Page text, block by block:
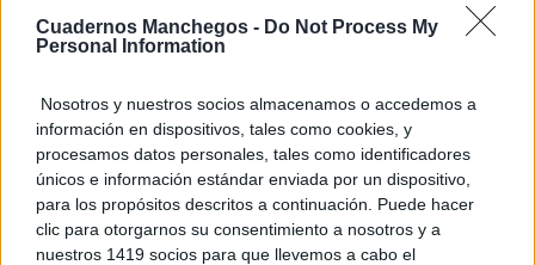
Cuadernos Manchegos - Do Not Process My
Personal Information
Nosotros y nuestros socios almacenamos o accedemos a
información en dispositivos, tales como cookies, y
procesamos datos personales, tales como identificadores
únicos e información estándar enviada por un dispositivo,
para los propósitos descritos a continuación. Puede hacer
clic para otorgarnos su consentimiento a nosotros y a
nuestros 1419 socios para que llevemos a cabo el